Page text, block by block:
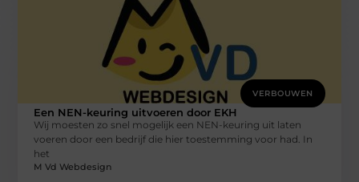
VERBOUWEN
Een NEN-keuring uitvoeren door EKH
Wij moesten zo snel mogelijk een NEN-keuring uit laten
voeren door een bedrijf die hier toestemming voor had. In
het
M Vd Webdesign